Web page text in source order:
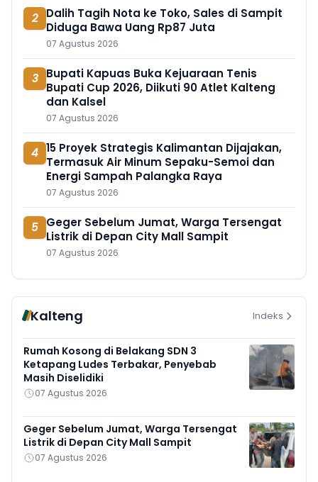
2 Dalih Tagih Nota ke Toko, Sales di Sampit
Diduga Bawa Uang Rp87 Juta
07 Agustus 2026
3 Bupati Kapuas Buka Kejuaraan Tenis
Bupati Cup 2026, Diikuti 90 Atlet Kalteng
dan Kalsel
07 Agustus 2026
4 15 Proyek Strategis Kalimantan Dijajakan,
Termasuk Air Minum Sepaku-Semoi dan
Energi Sampah Palangka Raya
07 Agustus 2026
5 Geger Sebelum Jumat, Warga Tersengat
Listrik di Depan City Mall Sampit
07 Agustus 2026
Kalteng Indeks
Rumah Kosong di Belakang SDN 3
Ketapang Ludes Terbakar, Penyebab
Masih Diselidiki
07 Agustus 2026
Geger Sebelum Jumat, Warga Tersengat
Listrik di Depan City Mall Sampit
07 Agustus 2026